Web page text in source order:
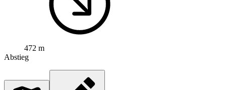
472 m
Abstieg